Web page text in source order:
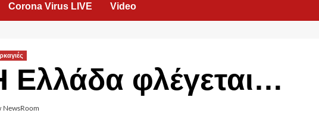
Corona Virus LIVE Video
Ελλάδα φλέγεται…
NewsRoom